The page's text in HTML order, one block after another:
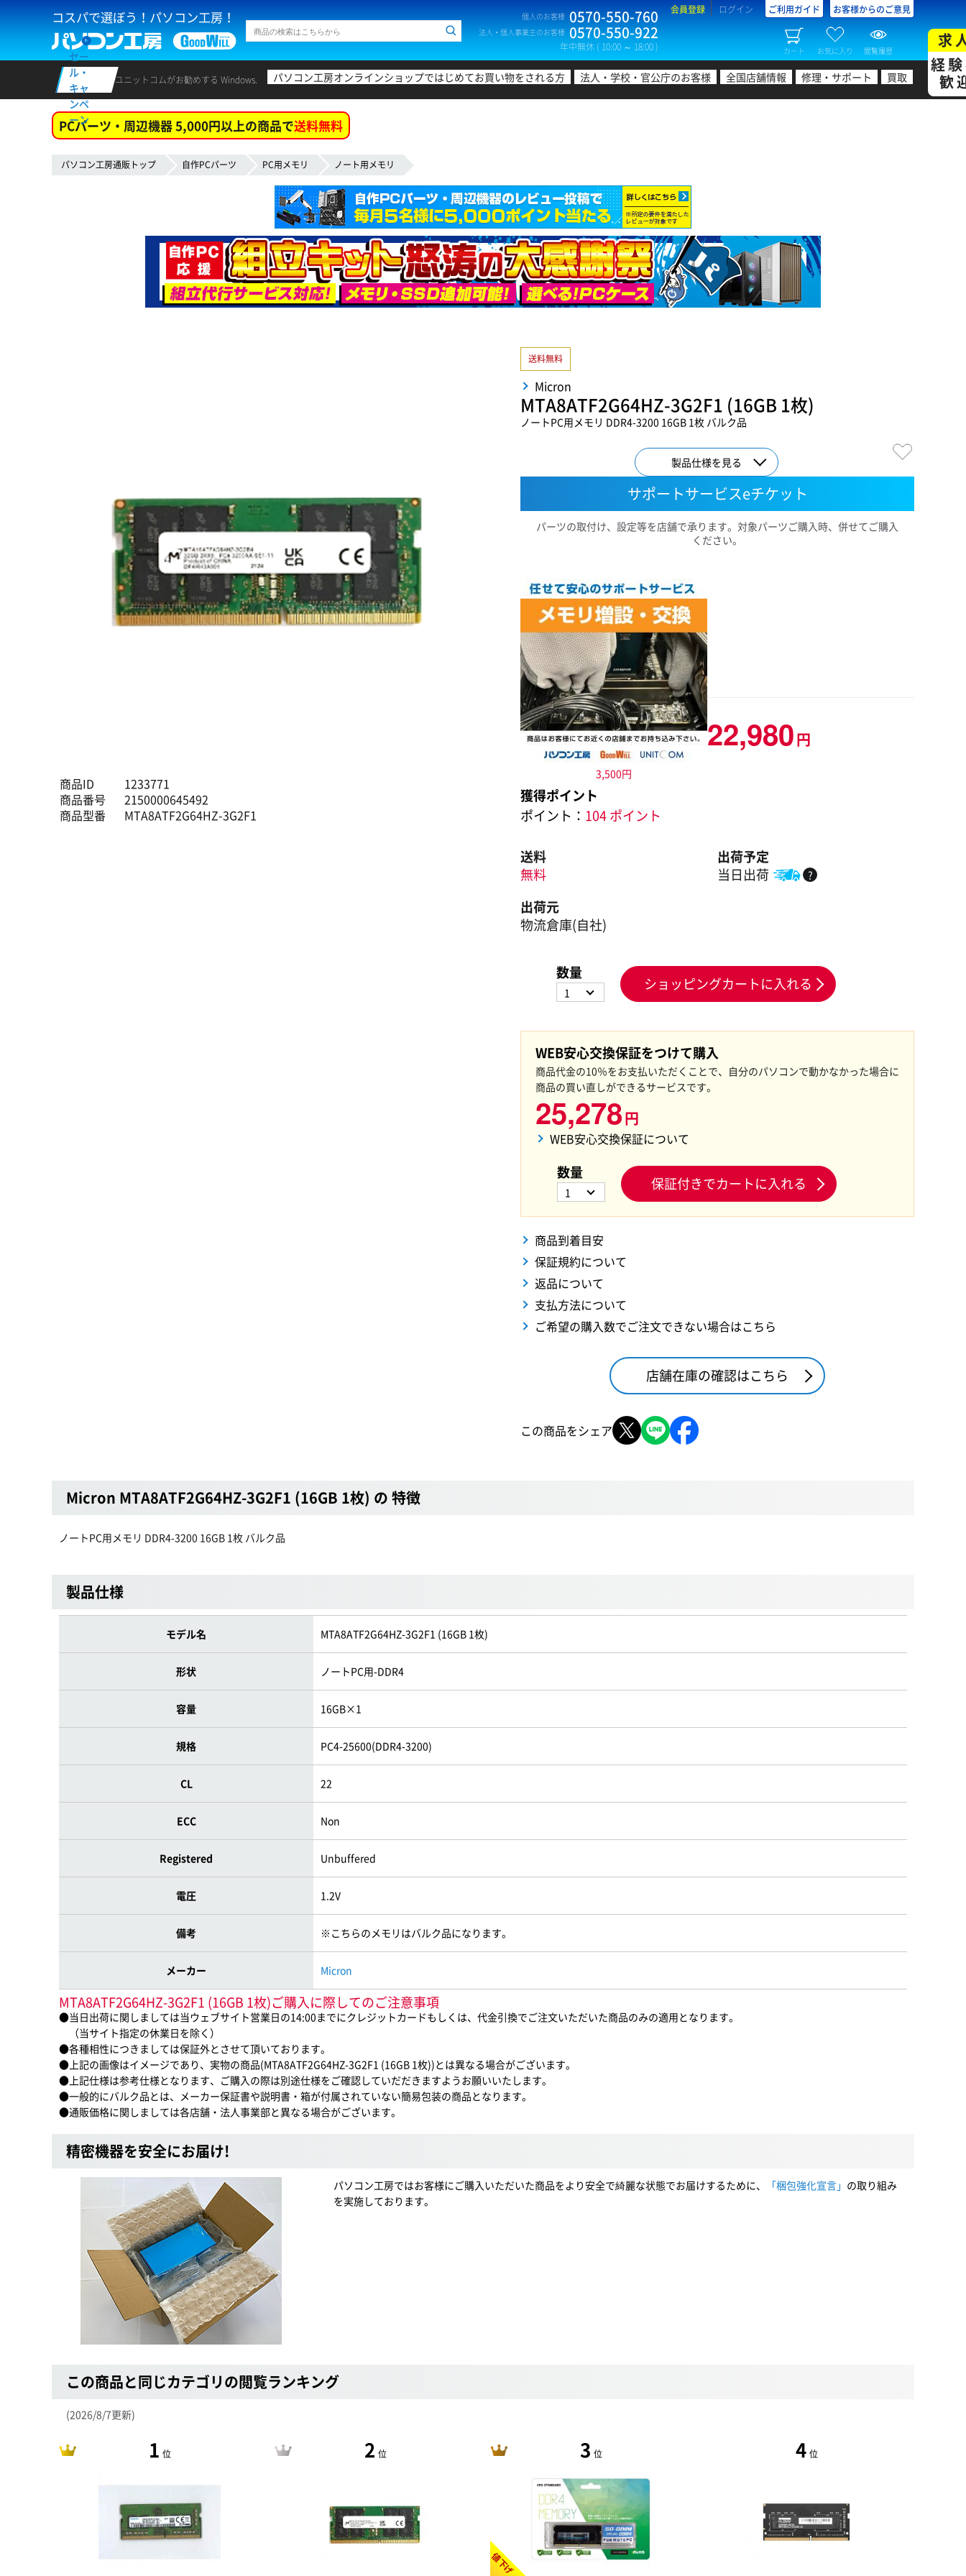
コスパで選ぼう！パソコン工房！ 個人のお客様 0570-550-760
法人・個人事業主のお客様 0570-550-922
年中無休 ( 10:00 ～ 18:00 )
会員登録 ログイン ご利用ガイド お客様からのご意見
カート お気に入り 閲覧履歴
セー
ル・
キャ
ンペ
ーン
ユニットコムがお勧めする Windows. パソコン工房オンラインショップではじめてお買い物をされる方 法人・学校・官公庁のお客様 全国店舗情報 修理・サポート 買取
求
経
歓
PCパーツ・周辺機器 5,000円以上の商品で送料無料
パソコン工房通販トップ 自作PCパーツ PC用メモリ ノート用メモリ
商品ID
1233771
商品番号
2150000645492
商品型番
MTA8ATF2G64HZ-3G2F1
送料無料
Micron
MTA8ATF2G64HZ-3G2F1 (16GB 1枚)
ノートPC用メモリ DDR4-3200 16GB 1枚 バルク品
製品仕様を見る
サポートサービスeチケット
パーツの取付け、設定等を店舗で承ります。対象パーツご購入時、併せてご購入
ください。
3,500円
22,980円
獲得ポイント
ポイント： 104 ポイント
送料
無料
出荷予定
当日出荷
?
出荷元
物流倉庫(自社)
数量
1 ショッピングカートに入れる
WEB安心交換保証をつけて購入
商品代金の10％をお支払いただくことで、自分のパソコンで動かなかった場合に
商品の買い直しができるサービスです。
25,278円
WEB安心交換保証について
数量
1 保証付きでカートに入れる
商品到着目安
保証規約について
返品について
支払方法について
ご希望の購入数でご注文できない場合はこちら
店舗在庫の確認はこちら
この商品をシェア
Micron MTA8ATF2G64HZ-3G2F1 (16GB 1枚) の 特徴
ノートPC用メモリ DDR4-3200 16GB 1枚 バルク品
製品仕様
モデル名 MTA8ATF2G64HZ-3G2F1 (16GB 1枚)
形状 ノートPC用-DDR4
容量 16GB×1
規格 PC4-25600(DDR4-3200)
CL 22
ECC Non
Registered Unbuffered
電圧 1.2V
備考 ※こちらのメモリはバルク品になります。
メーカー Micron
MTA8ATF2G64HZ-3G2F1 (16GB 1枚)ご購入に際してのご注意事項
●当日出荷に関しましては当ウェブサイト営業日の14:00までにクレジットカードもしくは、代金引換でご注文いただいた商品のみの適用となります。
（当サイト指定の休業日を除く）
●各種相性につきましては保証外とさせて頂いております。
●上記の画像はイメージであり、実物の商品(MTA8ATF2G64HZ-3G2F1 (16GB 1枚))とは異なる場合がございます。
●上記仕様は参考仕様となります、ご購入の際は別途仕様をご確認していだだきますようお願いいたします。
●一般的にバルク品とは、メーカー保証書や説明書・箱が付属されていない簡易包装の商品となります。
●通販価格に関しましては各店舗・法人事業部と異なる場合がございます。
精密機器を安全にお届け!
パソコン工房ではお客様にご購入いただいた商品をより安全で綺麗な状態でお届けするために、 「梱包強化宣言」 の取り組み
を実施しております。
この商品と同じカテゴリの閲覧ランキング
(2026/8/7更新)
1 位 2 位 3 位
値下げ
4 位